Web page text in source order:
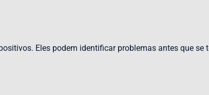
Eles podem identificar problemas antes que se